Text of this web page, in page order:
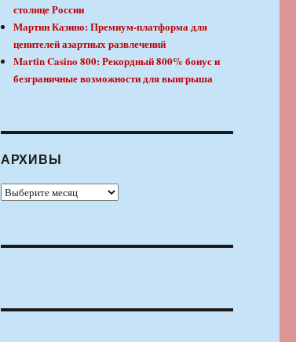
столице России
Мартин Казино: Премиум-платформа для
ценителей азартных развлечений
Martin Casino 800: Рекордный 800% бонус и
безграничные возможности для выигрыша
АРХИВЫ
Архивы